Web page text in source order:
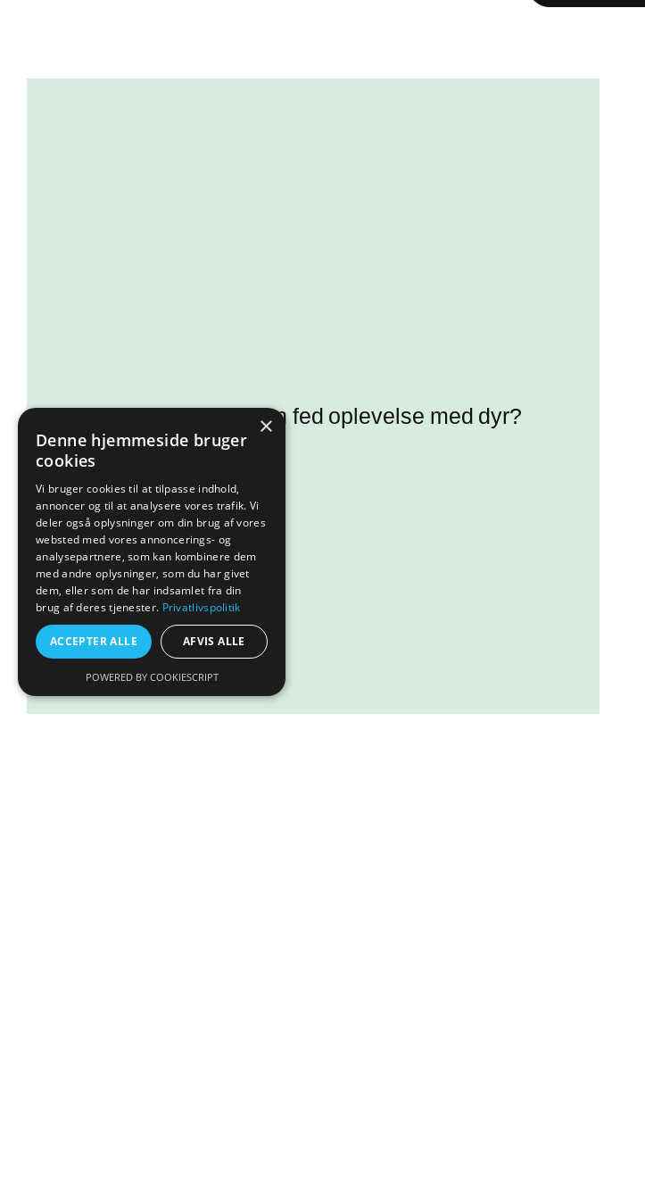
Kunne I tænke jer en fed oplevelse med dyr?
Så se med her!
Læs mere
×
Denne hjemmeside bruger
cookies
Vi bruger cookies til at tilpasse indhold,
annoncer og til at analysere vores trafik. Vi
deler også oplysninger om din brug af vores
websted med vores annoncerings- og
analysepartnere, som kan kombinere dem
med andre oplysninger, som du har givet
dem, eller som de har indsamlet fra din
brug af deres tjenester. Privatlivspolitik
ACCEPTER ALLE AFVIS ALLE
POWERED BY COOKIESCRIPT